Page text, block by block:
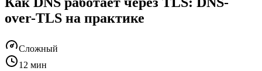
over-TLS на практике
Сложный
12 мин